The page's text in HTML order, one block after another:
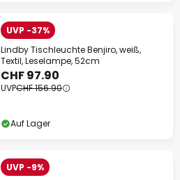
UVP -37%
Lindby Tischleuchte Benjiro, weiß,
Textil, Leselampe, 52cm
CHF 97.90
UVPCHF 156.90
Auf Lager
UVP -9%